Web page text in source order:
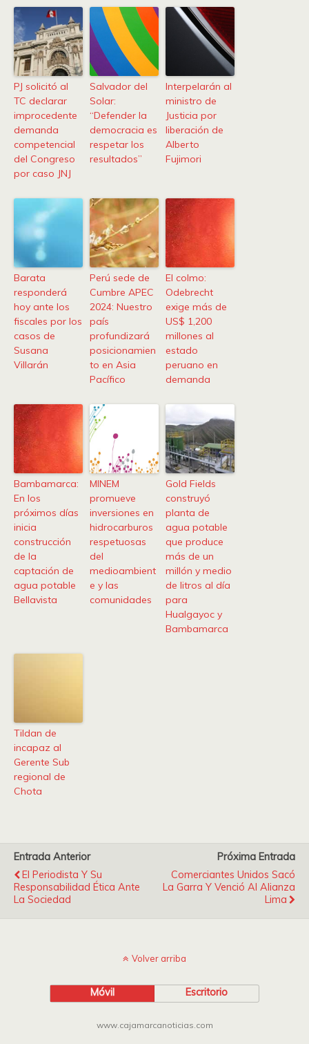
PJ solicitó al
TC declarar
improcedente
demanda
competencial
del Congreso
por caso JNJ
Salvador del
Solar:
“Defender la
democracia es
respetar los
resultados”
Interpelarán al
ministro de
Justicia por
liberación de
Alberto
Fujimori
Barata
responderá
hoy ante los
fiscales por los
casos de
Susana
Villarán
Perú sede de
Cumbre APEC
2024: Nuestro
país
profundizará
posicionamien
to en Asia
Pacífico
El colmo:
Odebrecht
exige más de
US$ 1,200
millones al
estado
peruano en
demanda
Bambamarca:
En los
próximos días
inicia
construcción
de la
captación de
agua potable
Bellavista
MINEM
promueve
inversiones en
hidrocarburos
respetuosas
del
medioambient
e y las
comunidades
Gold Fields
construyó
planta de
agua potable
que produce
más de un
millón y medio
de litros al día
para
Hualgayoc y
Bambamarca
Tildan de
incapaz al
Gerente Sub
regional de
Chota
Entrada Anterior
El Periodista Y Su
Responsabilidad Ética Ante
La Sociedad
Próxima Entrada
Comerciantes Unidos Sacó
La Garra Y Venció Al Alianza
Lima
Volver arriba
Móvil Escritorio
www.cajamarcanoticias.com